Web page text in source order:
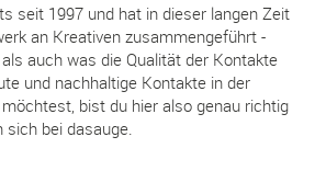
seit 1997 und hat in dieser langen Zeit
an Kreativen zusammengeführt -
auch was die Qualität der Kontakte
und nachhaltige Kontakte in der
bist du hier also genau richtig
bei dasauge.